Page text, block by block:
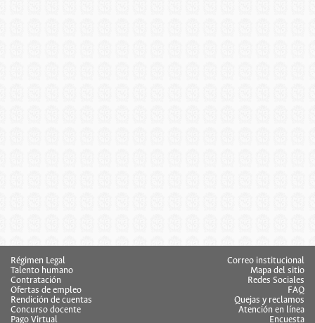
Régimen Legal
Talento humano
Contratación
Ofertas de empleo
Rendición de cuentas
Concurso docente
Pago Virtual
Correo institucional
Mapa del sitio
Redes Sociales
FAQ
Quejas y reclamos
Atención en línea
Encuesta